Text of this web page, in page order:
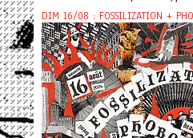
DIM 16/08 : FOSSILIZATION +